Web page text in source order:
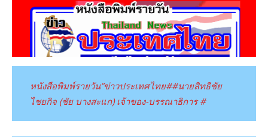
หนังสือพิมพ์รายวัน”ข่าวประเทศไทย##นายสิทธิชัย
ไชยกิจ (ชัย บางสะแก) เจ้าของ-บรรณาธิการ #